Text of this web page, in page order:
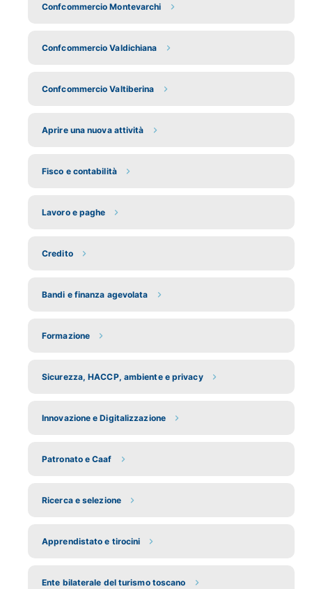
Confcommercio Montevarchi
Confcommercio Valdichiana
Confcommercio Valtiberina
Aprire una nuova attività
Fisco e contabilità
Lavoro e paghe
Credito
Bandi e finanza agevolata
Formazione
Sicurezza, HACCP, ambiente e privacy
Innovazione e Digitalizzazione
Patronato e Caaf
Ricerca e selezione
Apprendistato e tirocini
Ente bilaterale del turismo toscano